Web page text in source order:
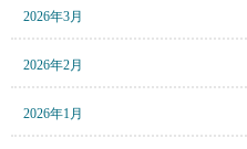
2026年3月
2026年2月
2026年1月